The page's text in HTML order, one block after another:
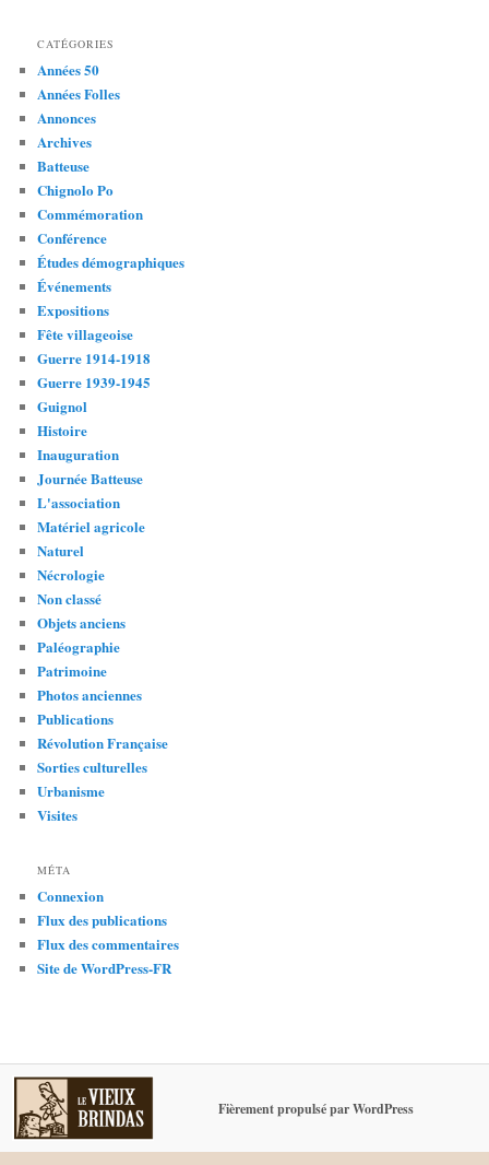
CATÉGORIES
Années 50
Années Folles
Annonces
Archives
Batteuse
Chignolo Po
Commémoration
Conférence
Études démographiques
Événements
Expositions
Fête villageoise
Guerre 1914-1918
Guerre 1939-1945
Guignol
Histoire
Inauguration
Journée Batteuse
L'association
Matériel agricole
Naturel
Nécrologie
Non classé
Objets anciens
Paléographie
Patrimoine
Photos anciennes
Publications
Révolution Française
Sorties culturelles
Urbanisme
Visites
MÉTA
Connexion
Flux des publications
Flux des commentaires
Site de WordPress-FR
Fièrement propulsé par WordPress